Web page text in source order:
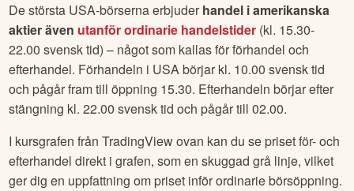
De största USA-börserna erbjuder handel i amerikanska
aktier även utanför ordinarie handelstider (kl. 15.30-
22.00 svensk tid) – något som kallas för förhandel och
efterhandel. Förhandeln i USA börjar kl. 10.00 svensk tid
och pågår fram till öppning 15.30. Efterhandeln börjar efter
stängning kl. 22.00 svensk tid och pågår till 02.00.
I kursgrafen från TradingView ovan kan du se priset för- och
efterhandel direkt i grafen, som en skuggad grå linje, vilket
ger dig en uppfattning om priset inför ordinarie börsöppning.